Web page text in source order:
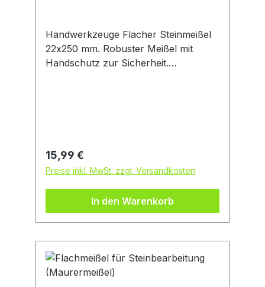
Handwerkzeuge Flacher Steinmeißel
22x250 mm. Robuster Meißel mit
Handschutz zur Sicherheit.
Schaftlänge. Erhöhte Arbeitssicherheit
dank Handschutz am flachen
Steinmeißel. Das Optimum an Kraft,
Komfort und Kontrolle durch hohe
Griffergonomie mit Softgrip. 1 x
Schutzkappe
Regulärer Preis:
15,99 €
Preise inkl. MwSt. zzgl. Versandkosten
In den Warenkorb